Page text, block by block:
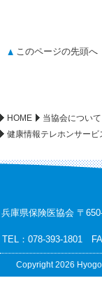
このページの先頭へ
HOME 当協会について
健康情報テレホンサービ
兵庫県保険医協会 〒
TEL：078-393-1801
Copyright 2026